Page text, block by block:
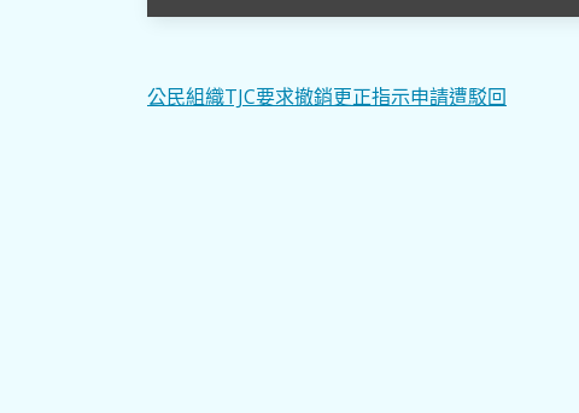
文
公民組織TJC要求撤銷更正指示申請遭駁回